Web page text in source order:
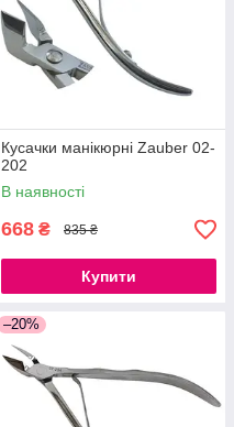
Кусачки манікюрні Zauber 02-
202
В наявності
668 ₴ 835 ₴
Купити
–20%